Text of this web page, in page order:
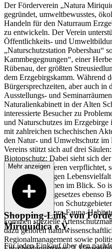
Der Förderverein „Natura
gegründet, umweltbewusstes,
Handeln für den Naturraum
zu entwickeln. Der Verein
Öffentlichkeits- und
„Naturschutzstation Pobershau“
Kammbegegnungen“, einer
Rübenau, der größten
dem Erzgebirgskamm. Während
Bürgersprechzeiten, aber auch in
Ausstellungs- und
Naturalienkabinett in der Alten
interessierte Besucher zu
und Naturschutzes im
mit zahlreichen tschechischen
den Natur- und Umweltschutz im
Vereins stützt sich auf drei
Biotopschutz: Dabei sieht sich
Pflanzen und Tieren verpflichtet,
seiner einzigartigen
Landschaftsformen im Blick. So
des Naturschutzgesetzes
die Begleitung von
insbesondere Flora-Fauna-
kommen spezielle
dazu gehören
Regionalmanagement sowie
Mehr anzeigen
Shopping-Link von
Miriquidica e.V.
Für jeden Einkauf über den